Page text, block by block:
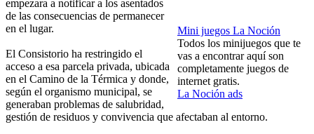
Mini juegos La Noción
Todos los minijuegos que te
vas a encontrar aquí son
completamente juegos de
internet gratis.
La Noción ads
empezara a notificar a los asentados
de las consecuencias de permanecer
en el lugar.
El Consistorio ha restringido el
acceso a esa parcela privada, ubicada
en el Camino de la Térmica y donde,
según el organismo municipal, se
generaban problemas de salubridad,
gestión de residuos y convivencia que afectaban al entorno.